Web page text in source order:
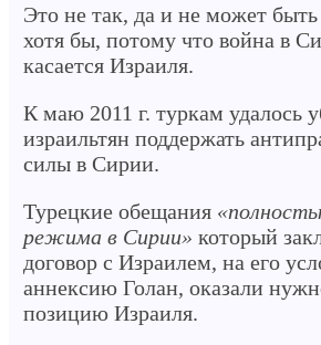
Это не так, да и не может
хотя бы, потому что война в
касается Израиля.
К маю 2011 г. туркам удалось
израильтян поддержать
силы в Сирии.
Турецкие обещания
режима в Сирии» который
договор с Израилем, на его
аннексию Голан, оказали
позицию Израиля.